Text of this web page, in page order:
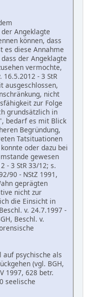
Angeklagte
können, dass
es diese Annahme
der Angeklagte
vermochte,
16.5.2012 - 3 StR
ausgeschlossen,
nicht
zur Folge
grundsätzlich in
bedarf es mit Blick
Begründung,
Tatsituationen
oder dazu bei
gewesen
- 3 StR 33/12; s.
90 - NStZ 1991,
geprägten
nicht zur
die Einsicht in
v. 24.7.1997 -
Beschl. v.
auf psychische als
(vgl. BGH,
1997, 628 betr.
seelische